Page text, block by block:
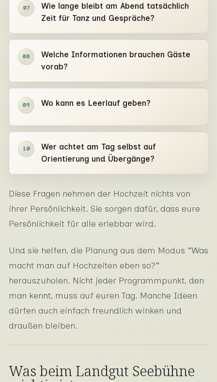
07
Wie lange bleibt am Abend tatsächlich
Zeit für Tanz und Gespräche?
08
Welche Informationen brauchen Gäste
vorab?
09 Wo kann es Leerlauf geben?
10
Wer achtet am Tag selbst auf
Orientierung und Übergänge?
Diese Fragen nehmen der Hochzeit nichts von
ihrer Persönlichkeit. Sie sorgen dafür, dass eure
Persönlichkeit für alle erlebbar wird.
Und sie helfen, die Planung aus dem Modus "Was
macht man auf Hochzeiten eben so?"
herauszuholen. Nicht jeder Programmpunkt, den
man kennt, muss auf euren Tag. Manche Ideen
dürfen auch einfach freundlich winken und
draußen bleiben.
Was beim Landgut Seebühne